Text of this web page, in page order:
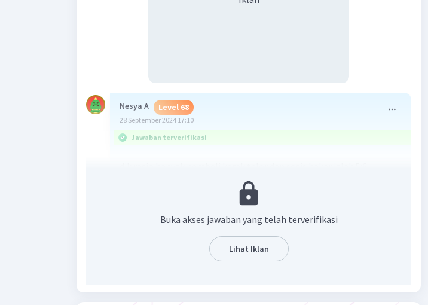
Nesya A Level 68
28 September 2024 17:10
Jawaban terverifikasi
tiga kemungkinan banyak pembeli di stan tersebut:
1. - kerak telor 25 orang (25:5=5)
- sosis bakar 30 orang (30:5=6)
2. - kerak telor 10 orang (10:2=5)
- sosis bakar 12 orang (12:2=6)
3. - kerak telor 20 orang (20:4=5)
Buka akses jawaban yang telah terverifikasi
Lihat Iklan